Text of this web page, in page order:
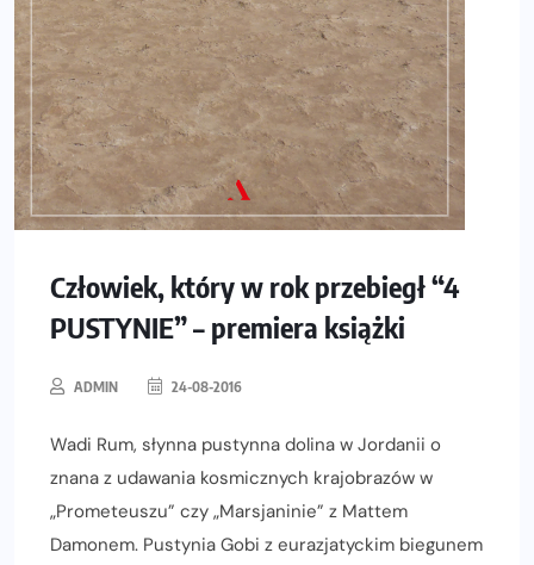
Człowiek, który w rok przebiegł “4
PUSTYNIE” – premiera książki
ADMIN 24-08-2016
Wadi Rum, słynna pustynna dolina w Jordanii o
znana z udawania kosmicznych krajobrazów w
„Prometeuszu” czy „Marsjaninie” z Mattem
Damonem. Pustynia Gobi z eurazjatyckim biegunem